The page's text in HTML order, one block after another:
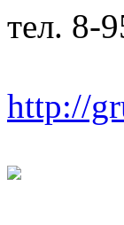
тел. 8-
http://